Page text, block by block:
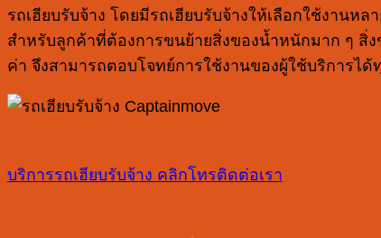
รถเฮียบรับจ้าง โดยมีรถเฮียบรับจ้างให้เลือกใช้งาน
สำหรับลูกค้าที่ต้องการขนย้ายสิ่งของน้ำหนักมาก ๆ สิ่
ค่า จึงสามารถตอบโจทย์การใช้งานของผู้ใช้บริการได้
บริการรถเฮียบรับจ้าง คลิกโทรติดต่อเรา